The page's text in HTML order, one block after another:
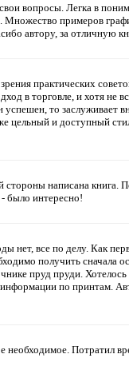
вопросы. Легка в
Множество примеров
автору, за отличную
практических
в торговле, и хотя не
успешен, то заслуживает
цельный и доступный
стороны написана книга.
было интересно!
нет, все по делу. Как
получить сначала
пруд пруди.
по принтам.
необходимое. Потратил